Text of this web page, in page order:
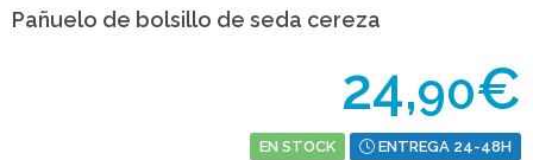
Pañuelo de bolsillo de seda cereza
24,90€
EN STOCK ENTREGA 24-48H